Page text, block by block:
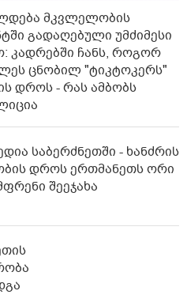
მკვლელობის
გადაღებული უმძიმესი
კადრებში ჩანს, როგორ
ცნობილ "ტიკტოკერს"
დროს - რას ამბობს
საბერძნეთში - ხანძრის
დროს ერთმანეთს ორი
შეეჯახა